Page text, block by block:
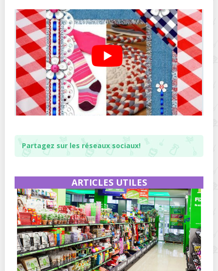
Partagez sur les réseaux sociaux!
ARTICLES UTILES